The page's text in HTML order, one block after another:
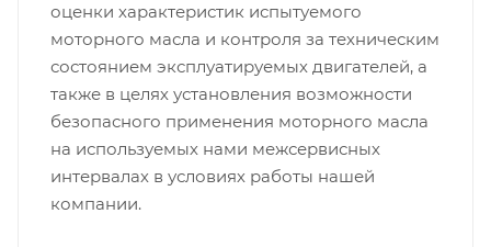
оценки характеристик испытуемого
моторного масла и контроля за техническим
состоянием эксплуатируемых двигателей, а
также в целях установления возможности
безопасного применения моторного масла
на используемых нами межсервисных
интервалах в условиях работы нашей
компании.